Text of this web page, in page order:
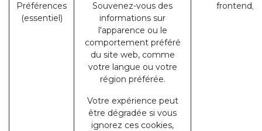
Préférences
(essentiel)
Souvenez-vous des
informations sur
l'apparence ou le
comportement préféré
du site web, comme
votre langue ou votre
région préférée.
Votre expérience peut
être dégradée si vous
ignorez ces cookies,